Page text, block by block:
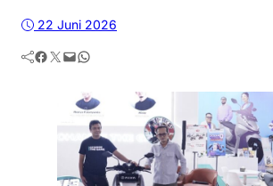
22 Juni 2026
Facebook Twitter Mail WhatsApp